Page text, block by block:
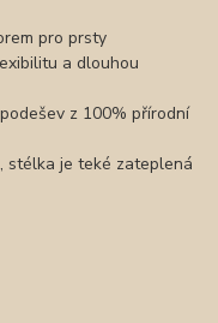
pro prsty
a dlouhou
z 100% přírodní
stélka je teké zateplená